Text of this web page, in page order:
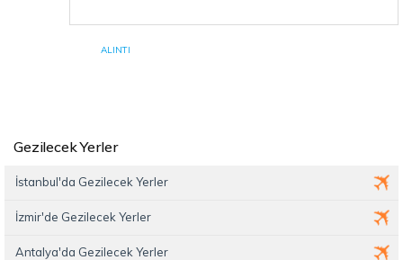
ALINTI
Gezilecek Yerler
İstanbul'da Gezilecek Yerler
İzmir'de Gezilecek Yerler
Antalya'da Gezilecek Yerler